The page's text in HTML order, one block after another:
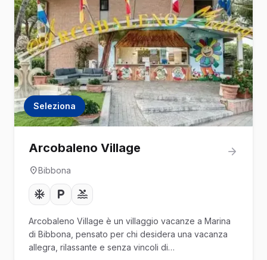
Seleziona
Arcobaleno Village
Bibbona
Arcobaleno Village è un villaggio vacanze a Marina
di Bibbona, pensato per chi desidera una vacanza
allegra, rilassante e senza vincoli di…